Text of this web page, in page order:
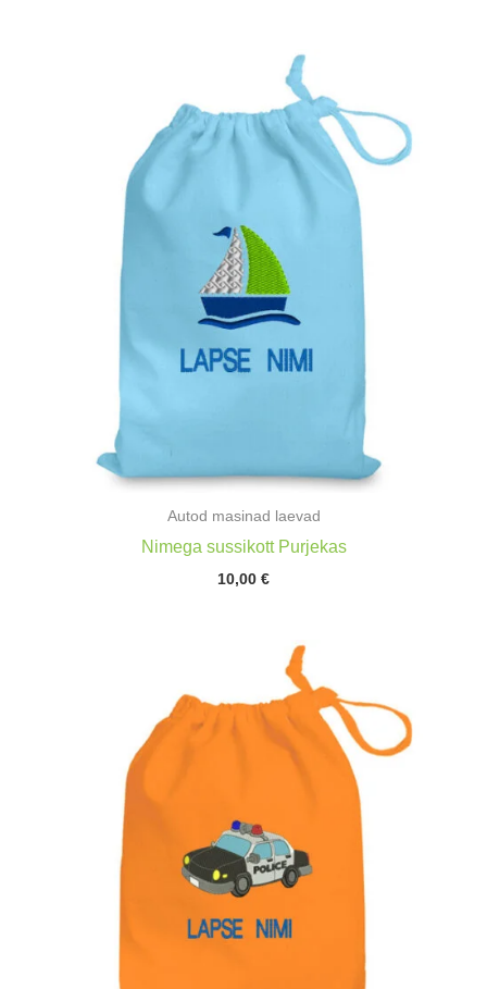
Autod masinad laevad
Nimega sussikott Purjekas
10,00 €